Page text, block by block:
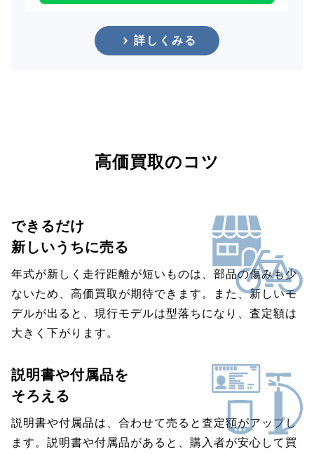
詳しくみる
高価買取のコツ
できるだけ
新しいうちに売る
年式が新しく走行距離が短いものは、部品の傷みも少
ないため、高価買取が期待できます。また、新しいモ
デルが出ると、現行モデルは型落ちになり、査定額は
大きく下がります。
説明書や付属品を
そろえる
説明書や付属品は、合わせて売ると査定額がアップし
ます。説明書や付属品があると、購入者が安心して買